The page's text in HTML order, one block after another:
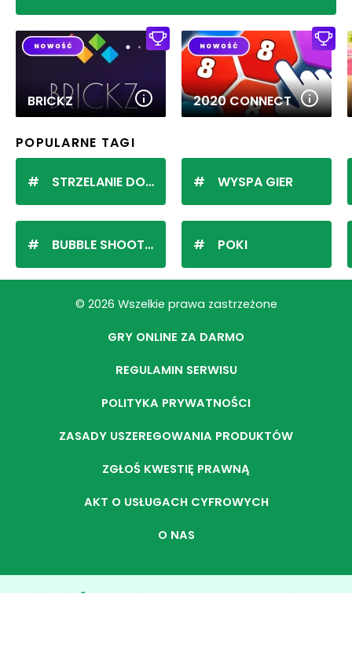
BRICKZ 2020 CONNECT
POPULARNE TAGI
STRZELANIE DO KULEK
BUBBLE SHOOTER
WYSPA GIER
POKI
© 2026 Wszelkie prawa zastrzeżone
GRY ONLINE ZA DARMO
REGULAMIN SERWISU
POLITYKA PRYWATNOŚCI
ZASADY USZEREGOWANIA PRODUKTÓW
ZGŁOŚ KWESTIĘ PRAWNĄ
AKT O USŁUGACH CYFROWYCH
O NAS